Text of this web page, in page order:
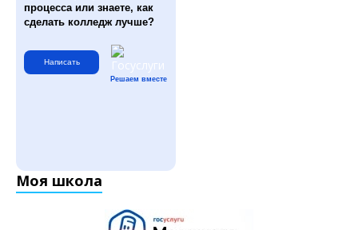
процесса или знаете, как
сделать колледж лучше?
Написать
Решаем вместе
Моя школа